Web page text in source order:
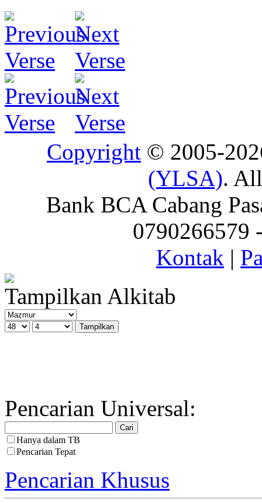
Copyright © 2005-
(YLSA).
Bank BCA Cabang
0790266579
Kontak |
Tampilkan Alkitab
Pencarian Universal:
Hanya dalam TB
Pencarian Tepat
Pencarian Khusus